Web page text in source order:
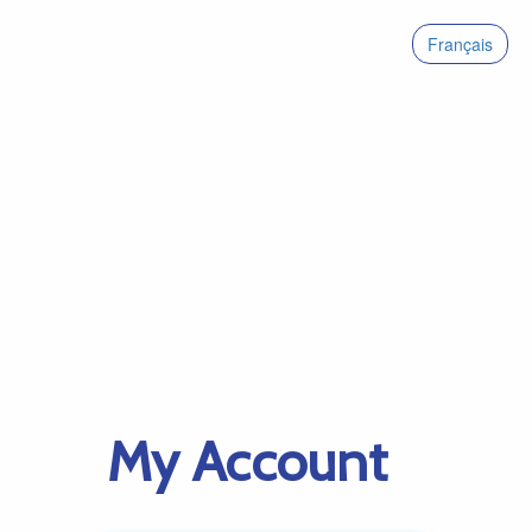
Français
My Account